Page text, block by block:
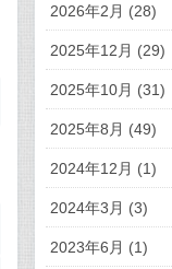
2026年2月 (28)
2025年12月 (29)
2025年10月 (31)
2025年8月 (49)
2024年12月 (1)
2024年3月 (3)
2023年6月 (1)